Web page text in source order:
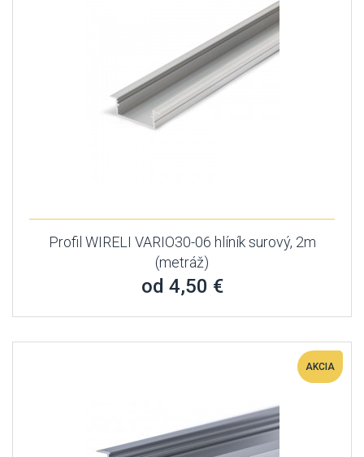
Profil WIRELI VARIO30-06 hlíník surový, 2m
(metráž)
od 4,50 €
AKCIA